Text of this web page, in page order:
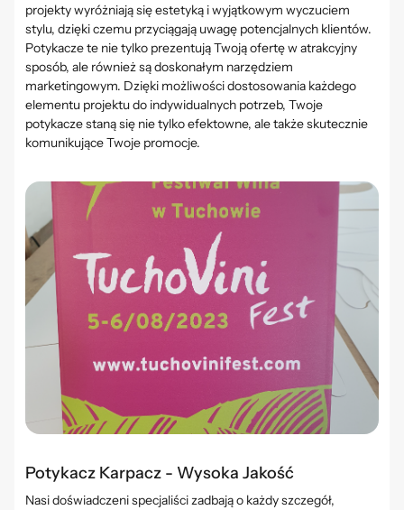
projekty wyróżniają się estetyką i wyjątkowym wyczuciem
stylu, dzięki czemu przyciągają uwagę potencjalnych klientów.
Potykacze te nie tylko prezentują Twoją ofertę w atrakcyjny
sposób, ale również są doskonałym narzędziem
marketingowym. Dzięki możliwości dostosowania każdego
elementu projektu do indywidualnych potrzeb, Twoje
potykacze staną się nie tylko efektowne, ale także skutecznie
komunikujące Twoje promocje.
Potykacz Karpacz - Wysoka Jakość
Nasi doświadczeni specjaliści zadbają o każdy szczegół,